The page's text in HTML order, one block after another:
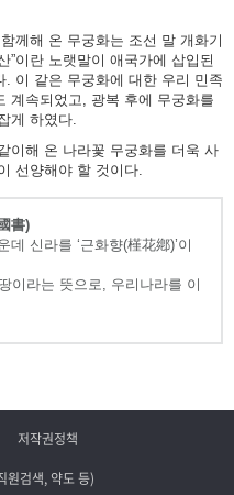
께해 온 무궁화는 조선 말 개화기
”이란 노랫말이 애국가에 삽입된
이 같은 무궁화에 대한 우리 민족
계속되었고, 광복 후에 무궁화를
게 하였다.
이해 온 나라꽃 무궁화를 더욱 사
선양해야 할 것이다.
書)
신라를 ‘근화향(槿花鄕)’이
이라는 뜻으로, 우리나라를 이
저작권정책
원검색, 약도 등)